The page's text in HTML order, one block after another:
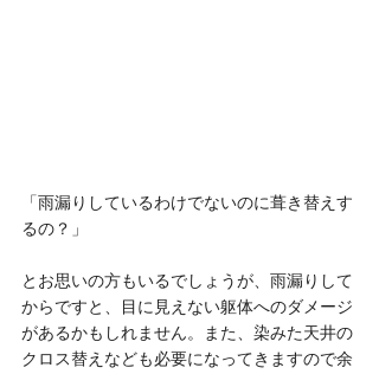
「雨漏りしているわけでないのに葺き替えす
るの？」
とお思いの方もいるでしょうが、雨漏りして
からですと、目に見えない躯体へのダメージ
があるかもしれません。また、染みた天井の
クロス替えなども必要になってきますので余